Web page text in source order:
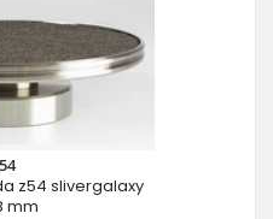
z54 slivergalaxy
mm